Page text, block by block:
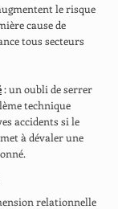
le risque
cause de
tous secteurs
: un oubli de serrer
technique
accidents si le
à dévaler une
relationnelle